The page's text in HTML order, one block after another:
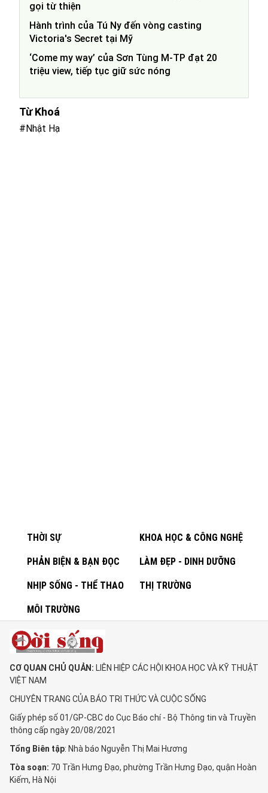
gọi từ thiện
Hành trình của Tú Ny đến vòng casting
Victoria's Secret tại Mỹ
‘Come my way’ của Sơn Tùng M-TP đạt 20
triệu view, tiếp tục giữ sức nóng
Từ Khoá
#Nhật Hạ
THỜI SỰ KHOA HỌC & CÔNG NGHỆ
PHẢN BIỆN & BẠN ĐỌC LÀM ĐẸP - DINH DƯỠNG
NHỊP SỐNG - THỂ THAO THỊ TRƯỜNG
MÔI TRƯỜNG
CƠ QUAN CHỦ QUẢN: LIÊN HIỆP CÁC HỘI KHOA HỌC VÀ KỸ THUẬT
VIỆT NAM
CHUYÊN TRANG CỦA BÁO TRI THỨC VÀ CUỘC SỐNG
Giấy phép số 01/GP-CBC do Cục Báo chí - Bộ Thông tin và Truyền
thông cấp ngày 20/08/2021
Tổng Biên tập: Nhà báo Nguyễn Thị Mai Hương
Tòa soạn: 70 Trần Hưng Đạo, phường Trần Hưng Đạo, quận Hoàn
Kiếm, Hà Nội